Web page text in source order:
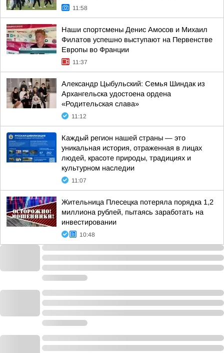
11:58
Наши спортсмены Денис Амосов и Михаил
Филатов успешно выступают на Первенстве
Европы во Франции
11:37
Александр Цыбульский: Семья Шиндак из
Архангельска удостоена ордена
«Родительская слава»
11:12
Каждый регион нашей страны — это
уникальная история, отраженная в лицах
людей, красоте природы, традициях и
культурном наследии
11:07
Жительница Плесецка потеряла порядка 1,2
миллиона рублей, пытаясь заработать на
инвестировании
10:48